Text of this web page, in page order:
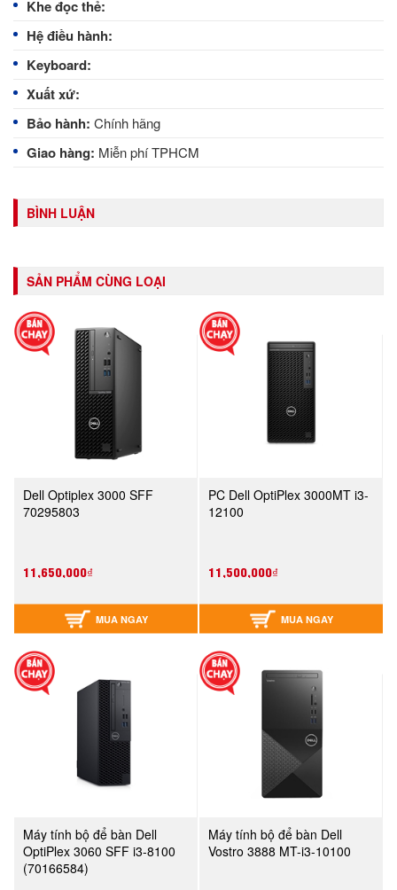
Khe đọc thẻ:
Hệ điều hành:
Keyboard:
Xuất xứ:
Bảo hành: Chính hãng
Giao hàng: Miễn phí TPHCM
BÌNH LUẬN
SẢN PHẨM CÙNG LOẠI
Dell Optiplex 3000 SFF
70295803
11,650,000₫
MUA NGAY
PC Dell OptiPlex 3000MT i3-
12100
11,500,000₫
MUA NGAY
Máy tính bộ để bàn Dell
OptiPlex 3060 SFF i3-8100
(70166584)
Máy tính bộ để bàn Dell
Vostro 3888 MT-i3-10100